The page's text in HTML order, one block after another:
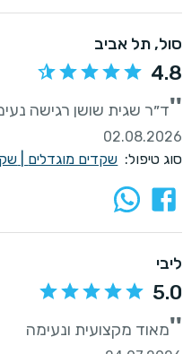
סול, תל אביב
4.8
''ד״ר שגית שושן רגישה
02.08.2026
סוג טיפול: שקדים מוגדלים
ליבי
5.0
''מאוד מקצועית ונעימה